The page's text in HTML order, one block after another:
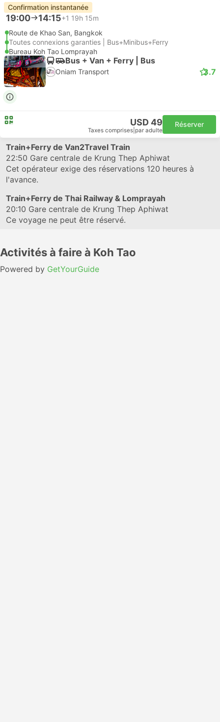
Confirmation instantanée
19:00 14:15+1 19h 15m
Route de Khao San, Bangkok
Toutes connexions garanties | Bus+Minibus+Ferry
Bureau Koh Tao Lomprayah
Bus + Van + Ferry | Bus
Oniam Transport 3.7
USD 49
Taxes comprises par adulte
Réserver
Train+Ferry de Van2Travel Train
22:50 Gare centrale de Krung Thep Aphiwat
Cet opérateur exige des réservations 120 heures à
l'avance.
Train+Ferry de Thai Railway & Lomprayah
20:10 Gare centrale de Krung Thep Aphiwat
Ce voyage ne peut être réservé.
Activités à faire à Koh Tao
Powered by GetYourGuide